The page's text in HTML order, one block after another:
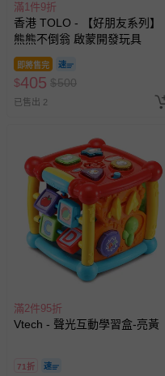
滿1件9折
香港 TOLO - 【好朋友系列】
熊熊不倒翁 啟蒙開發玩具
即將售完
$405 $500
已售出 2
滿2件95折
Vtech - 聲光互動學習盒-亮黃
71折